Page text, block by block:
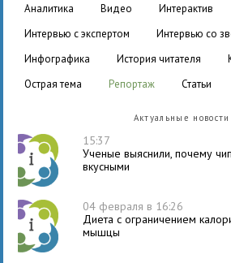
аналитика видео
интерактив
интервью с экспертом
интервью со
инфографика
история читателя
острая тема
репортаж статьи
Актуальные новости
15:37
Ученые выяснили, почему
вкусными
04 февраля в 16:26
Диета с ограничением
мышцы